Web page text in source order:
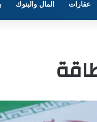
عقارات المال والبنوك